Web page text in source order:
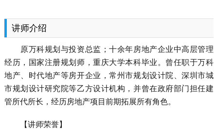
讲师介绍
原万科规划与投资总监；十余年房地产企业中高层管理
经历，国家注册规划师，重庆大学本科毕业。曾任职于万科
地产、时代地产等房开企业，常州市规划设计院、深圳市城
市规划设计研究院等乙方设计机构，并曾在政府部门担任建
管所代所长，经历房地产项目前期拓展所有角色。
【讲师荣誉】